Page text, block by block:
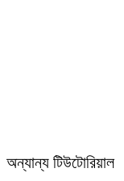
অন্যান্য টিউটোরিয়াল